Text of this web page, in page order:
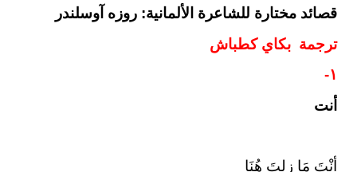
قصائد مختارة للشاعرة الألمانية: روزه آوسلندر
ترجمة بكاي كطباش
١-
أنت
أنْتَ مَا زِلتَ هُنَا